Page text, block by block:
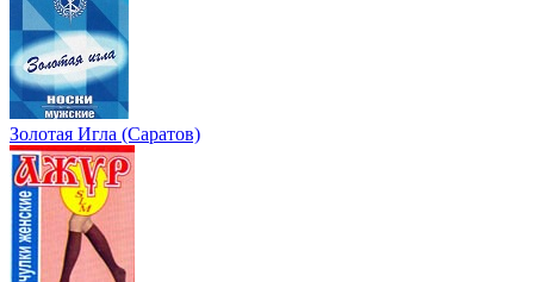
Золотая Игла (Саратов)